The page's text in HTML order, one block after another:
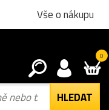
Vše o nákupu
0